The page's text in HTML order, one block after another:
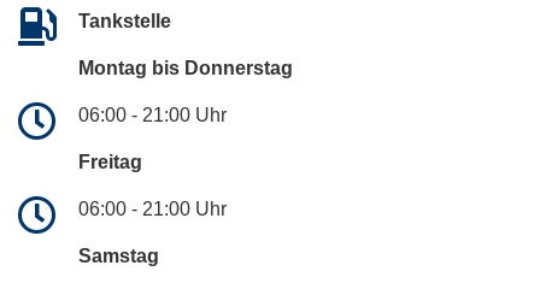
Tankstelle
Montag bis Donnerstag
06:00 - 21:00 Uhr
Freitag
06:00 - 21:00 Uhr
Samstag